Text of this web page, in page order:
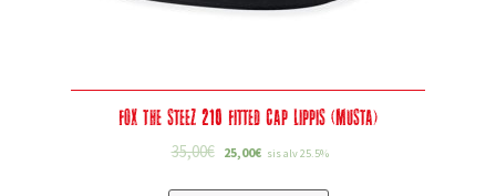
Fox The Steez 210 Fitted Cap Lippis (musta)
35,00€ 25,00€ sis alv 25.5%